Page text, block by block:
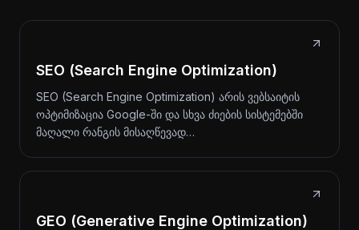
SEO (Search Engine Optimization)
SEO (Search Engine Optimization) არის ვებსაიტის
ოპტიმიზაცია Google-ში და სხვა ძიების სისტემებში
მაღალი რანგის მისაღწევად…
GEO (Generative Engine Optimization)